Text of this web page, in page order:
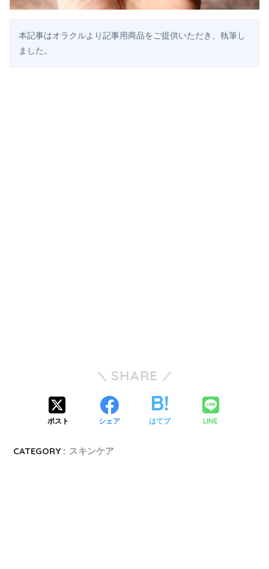
本記事はオラクルより記事用商品をご提供いただき、執筆し
ました。
SHARE
ポスト シェア はてブ LINE
CATEGORY : スキンケア